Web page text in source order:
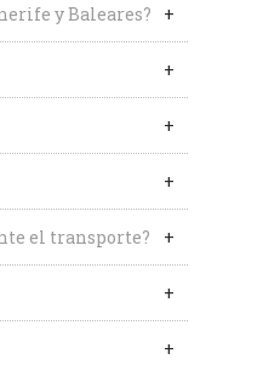
y Baleares?
el transporte?